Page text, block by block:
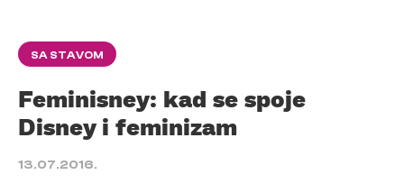
SA STAVOM
Feminisney: kad se spoje
Disney i feminizam
13.07.2016.